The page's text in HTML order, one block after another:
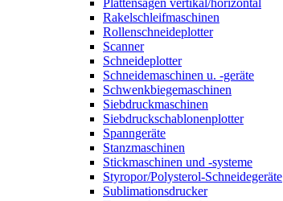
Plattensägen vertikal/horizontal
Rakelschleifmaschinen
Rollenschneideplotter
Scanner
Schneideplotter
Schneidemaschinen u. -geräte
Schwenkbiegemaschinen
Siebdruckmaschinen
Siebdruckschablonenplotter
Spanngeräte
Stanzmaschinen
Stickmaschinen und -systeme
Styropor/Polysterol-Schneidegeräte
Sublimationsdrucker